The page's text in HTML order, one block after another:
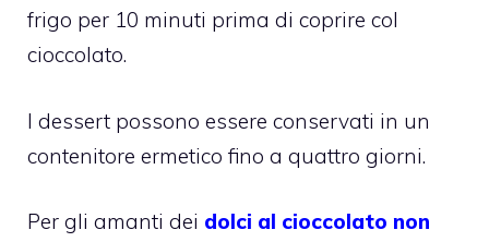
frigo per 10 minuti prima di coprire col
cioccolato.
I dessert possono essere conservati in un
contenitore ermetico fino a quattro giorni.
Per gli amanti dei dolci al cioccolato non